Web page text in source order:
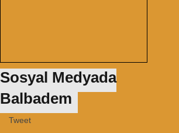
Sosyal Medyada
Balbadem
Tweet